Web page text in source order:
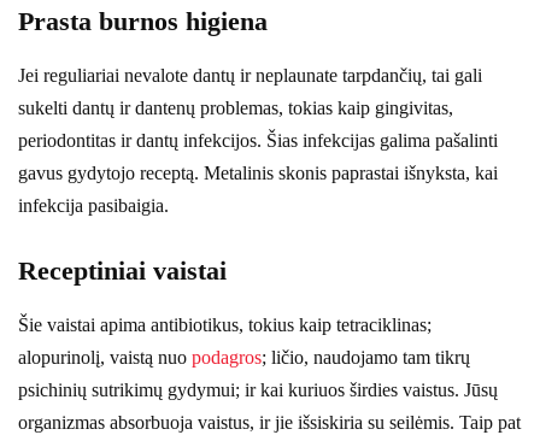
Prasta burnos higiena
Jei reguliariai nevalote dantų ir neplaunate tarpdančių, tai gali
sukelti dantų ir dantenų problemas, tokias kaip gingivitas,
periodontitas ir dantų infekcijos. Šias infekcijas galima pašalinti
gavus gydytojo receptą. Metalinis skonis paprastai išnyksta, kai
infekcija pasibaigia.
Receptiniai vaistai
Šie vaistai apima antibiotikus, tokius kaip tetraciklinas;
alopurinolį, vaistą nuo podagros; ličio, naudojamo tam tikrų
psichinių sutrikimų gydymui; ir kai kuriuos širdies vaistus. Jūsų
organizmas absorbuoja vaistus, ir jie išsiskiria su seilėmis. Taip pat